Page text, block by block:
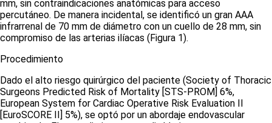
mm, sin contraindicaciones anatómicas para acceso
percutáneo. De manera incidental, se identificó un gran AAA
infrarrenal de 70 mm de diámetro con un cuello de 28 mm, sin
compromiso de las arterias ilíacas (Figura 1).
Procedimiento
Dado el alto riesgo quirúrgico del paciente (Society of Thoracic
Surgeons Predicted Risk of Mortality [STS-PROM] 6%,
European System for Cardiac Operative Risk Evaluation II
[EuroSCORE II] 5%), se optó por un abordaje endovascular